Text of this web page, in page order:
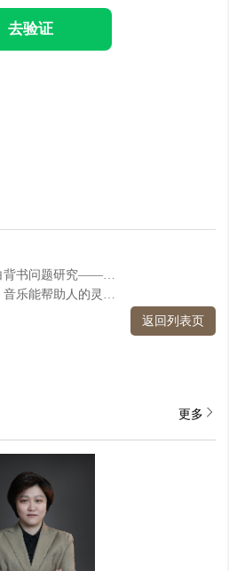
去验证
上一篇：嘉维研究 | 票据空白背书问题研究——以付款人风险控制为视角
下一篇：嘉维访谈 | 乔小思：音乐能帮助人的灵魂自由地表达和表达自由
返回列表页
更多